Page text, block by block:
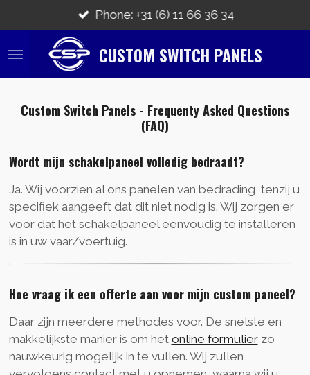
direct
naar
CUSTOM SWITCH PANELS
Phone: +31 (6) 11 66 36 34
Custom Switch Panels - Frequenty Asked Questions
(FAQ)
Wordt mijn schakelpaneel volledig bedraadt?
Ja. Wij voorzien al ons panelen van bedrading, tenzij u
specifiek aangeeft dat dit niet nodig is. Wij zorgen er
voor dat het schakelpaneel eenvoudig te installeren
is in uw vaar/voertuig.
Hoe vraag ik een offerte aan voor mijn custom paneel?
Daar zijn meerdere methodes voor. De snelste en
makkelijkste manier is om het online formulierzo
nauwkeurig mogelijk in te vullen. Wij zullen